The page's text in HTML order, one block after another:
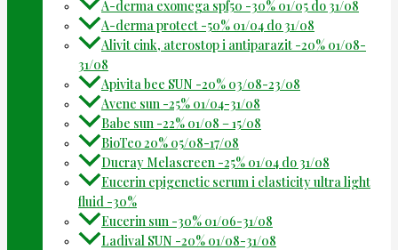
A-derma exomega spf50 -30% 01/05 do 31/08
A-derma protect -50% 01/04 do 31/08
Alivit cink, aterostop i antiparazit -20% 01/08-
31/08
Apivita bee SUN -20% 03/08-23/08
Avene sun -25% 01/04-31/08
Babe sun -22% 01/08 – 15/08
BioTeo 20% 05/08-17/08
Ducray Melascreen -25% 01/04 do 31/08
Eucerin epigenetic serum i elasticity ultra light
fluid -30%
Eucerin sun -30% 01/06-31/08
Ladival SUN -20% 01/08-31/08